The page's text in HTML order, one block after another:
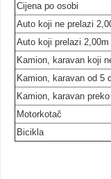
Cijena po osobi
Auto koji ne prelazi
Auto koji prelazi
Kamion, karavan koji
Kamion, karavan od 5
Kamion, karavan
Motorkotač
Bicikla